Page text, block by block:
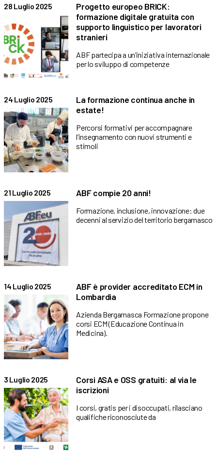
28 Luglio 2025
Progetto europeo BRICK:
formazione digitale gratuita con
supporto linguistico per lavoratori
stranieri
ABF partecipa a un’iniziativa internazionale
per lo sviluppo di competenze
24 Luglio 2025
La formazione continua anche in
estate!
Percorsi formativi per accompagnare
l’insegnamento con nuovi strumenti e
stimoli
21 Luglio 2025 ABF compie 20 anni!
Formazione, inclusione, innovazione: due
decenni al servizio del territorio bergamasco
14 Luglio 2025
ABF è provider accreditato ECM in
Lombardia
Azienda Bergamasca Formazione propone
corsi ECM (Educazione Continua in
Medicina).
3 Luglio 2025
Corsi ASA e OSS gratuiti: al via le
iscrizioni
I corsi, gratis per i disoccupati, rilasciano
qualifiche riconosciute da